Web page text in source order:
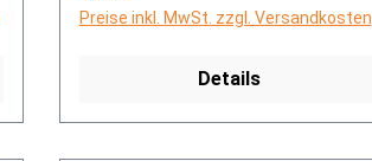
Preise inkl. MwSt. zzgl. Versandkosten
Details